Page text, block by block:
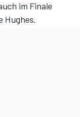
im Finale
Hughes.